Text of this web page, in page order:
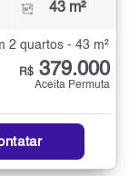
43 m²
2 quartos - 43 m²
R$ 379.000
Aceita Permuta